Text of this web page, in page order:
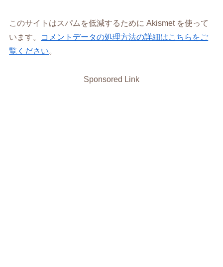
このサイトはスパムを低減するために Akismet を使って
います。
コメントデータの処理方法の詳細はこちらをご
覧ください。
Sponsored Link